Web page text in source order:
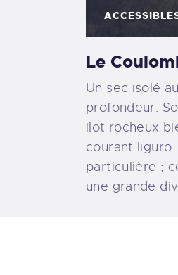
Le
Un sec isolé
profondeur.
ilot rocheux
courant
particulière ;
une grande